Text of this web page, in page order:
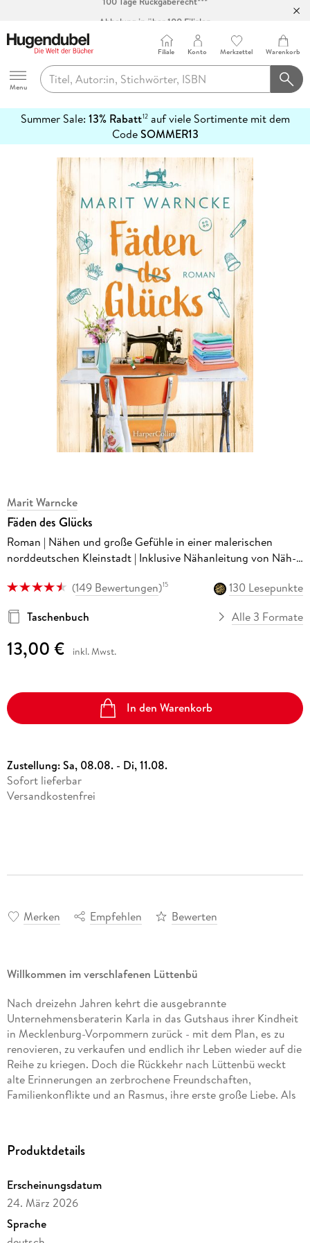
Abholung in über 100 Filialen
Hugendubel
Menu
Filiale Konto Merkzettel Warenkorb
Summer Sale: 13% Rabatt12auf viele Sortimente mit dem
CodeSOMMER13
erfahren
Marit Warncke
Fäden des Glücks
Roman | Nähen und große Gefühle in einer malerischen
norddeutschen Kleinstadt | Inklusive Nähanleitung von Näh-
(149 Bewertungen)15
130 Lesepunkte
Taschenbuch
Alle 3 Formate
13,00 € inkl. Mwst.
In den Warenkorb
Zustellung:Sa, 08.08. - Di, 11.08.
Sofort lieferbar
Versandkostenfrei
Merken Empfehlen Bewerten
Willkommen im verschlafenen Lüttenbü
Nach dreizehn Jahren kehrt die ausgebrannte
Unternehmensberaterin Karla in das Gutshaus ihrer Kindheit
in Mecklenburg-Vorpommern zurück - mit dem Plan, es zu
renovieren, zu verkaufen und endlich ihr Leben wieder auf die
Reihe zu kriegen. Doch die Rückkehr nach Lüttenbü weckt
alte Erinnerungen an zerbrochene Freundschaften,
Familienkonflikte und an Rasmus, ihre erste große Liebe. Als
hat. Eine alte Nähmaschine auf dem Dachboden entfacht in
mit ihr den Wunsch nach einem anderen Leben. Stück für
Stück öffnet sie das Haus und ihr Herz und beginnt, an eine
Zukunft jenseits der Großstadt zu glauben. Doch dann bringt
die Wahrheit über ein altes Familiengeheimnis ihr Glück
Produktdetails
Erscheinungsdatum
24. März 2026
Sprache